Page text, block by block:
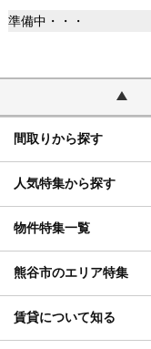
準備中・・・
間取りから探す
人気特集から探す
物件特集一覧
熊谷市のエリア特集
賃貸について知る